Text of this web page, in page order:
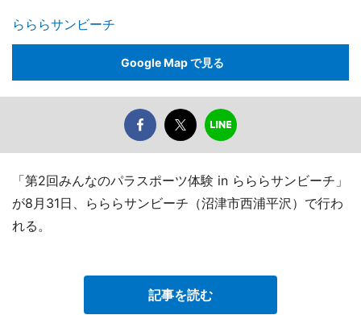
らららサンビーチ
Google Map で見る
「第2回みんなのパラスポーツ体験 in らららサンビーチ」
が8月31日、らららサンビーチ（沼津市西浦平沢）で行わ
れる。
記事を読む